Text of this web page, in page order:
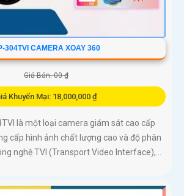
304TVI CAMERA XOAY 360
Giá Bán: 00 ₫
Khuyến Mại: 18,000,000 ₫
là một loại camera giám sát cao cấp
cấp hình ảnh chất lượng cao và độ phân
nghệ TVI (Transport Video Interface),...